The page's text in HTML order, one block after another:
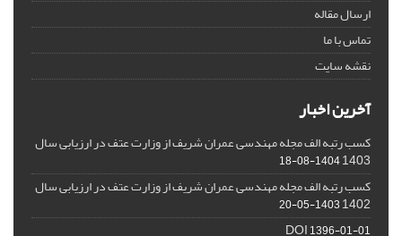
ارسال مقاله
تماس با ما
نقشه سایت
آخرین اخبار
کسب رتبه الف مجله مهندسی عمران شریف از وزارت عتف در ارزیابی سال
1403
1404-08-18
کسب رتبه الف مجله مهندسی عمران شریف از وزارت عتف در ارزیابی سال
1402
1403-05-20
DOI1396-01-01